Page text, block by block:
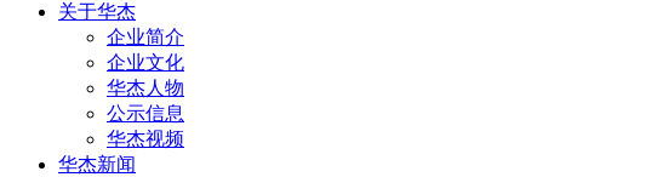
关于华杰
企业简介
企业文化
华杰人物
公示信息
华杰视频
华杰新闻